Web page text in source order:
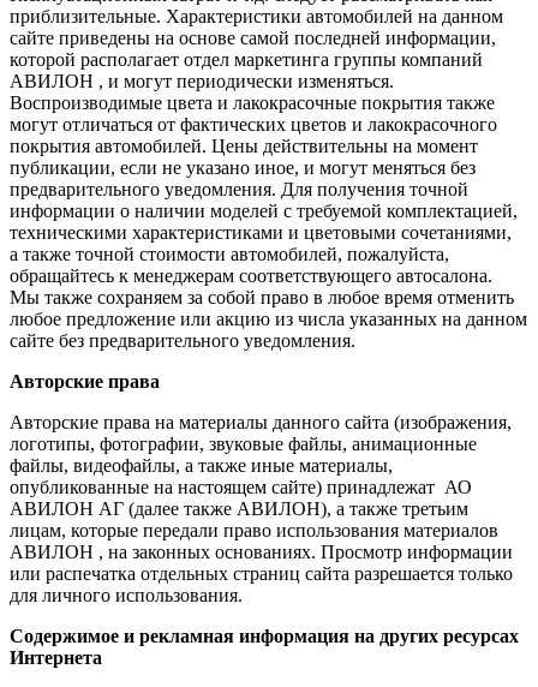
приблизительные. Характеристики автомобилей на данном
сайте приведены на основе самой последней информации,
которой располагает отдел маркетинга группы компаний
АВИЛОН , и могут периодически изменяться.
Воспроизводимые цвета и лакокрасочные покрытия также
могут отличаться от фактических цветов и лакокрасочного
покрытия автомобилей. Цены действительны на момент
публикации, если не указано иное, и могут меняться без
предварительного уведомления. Для получения точной
информации о наличии моделей с требуемой комплектацией,
техническими характеристиками и цветовыми сочетаниями,
а также точной стоимости автомобилей, пожалуйста,
обращайтесь к менеджерам соответствующего автосалона.
Мы также сохраняем за собой право в любое время отменить
любое предложение или акцию из числа указанных на данном
сайте без предварительного уведомления.
Авторские права
Авторские права на материалы данного сайта (изображения,
логотипы, фотографии, звуковые файлы, анимационные
файлы, видеофайлы, а также иные материалы,
опубликованные на настоящем сайте) принадлежат АО
АВИЛОН АГ (далее также АВИЛОН), а также третьим
лицам, которые передали право использования материалов
АВИЛОН , на законных основаниях. Просмотр информации
или распечатка отдельных страниц сайта разрешается только
для личного использования.
Содержимое и рекламная информация на других ресурсах
Интернета